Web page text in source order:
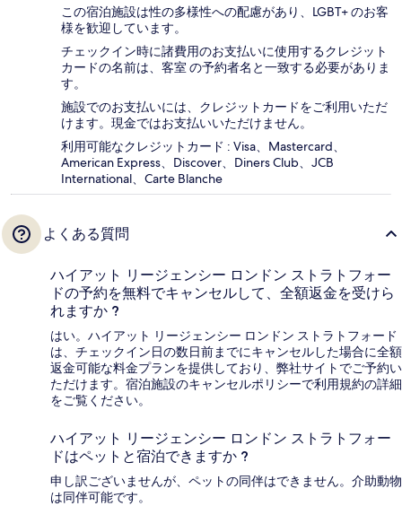
この宿泊施設は性の多様性への配慮があり、LGBT+ のお客
様を歓迎しています。
チェックイン時に諸費用のお支払いに使用するクレジット
カードの名前は、客室 の予約者名と一致する必要がありま
す。
施設でのお支払いには、クレジットカードをご利用いただ
けます。現金ではお支払いいただけません。
利用可能なクレジットカード : Visa、Mastercard、
American Express、Discover、Diners Club、JCB
International、Carte Blanche
よくある質問
ハイアット リージェンシー ロンドン ストラトフォー
ドの予約を無料でキャンセルして、全額返金を受けら
れますか ?
はい。ハイアット リージェンシー ロンドン ストラトフォード
は、チェックイン日の数日前までにキャンセルした場合に全額
返金可能な料金プランを提供しており、弊社サイトでご予約い
ただけます。宿泊施設のキャンセルポリシーで利用規約の詳細
をご覧ください。
ハイアット リージェンシー ロンドン ストラトフォー
ドはペットと宿泊できますか ?
申し訳ございませんが、ペットの同伴はできません。介助動物
は同伴可能です。